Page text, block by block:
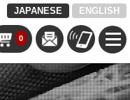
JAPANESE ENGLISH
0